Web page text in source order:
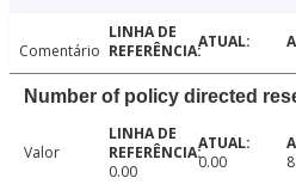
Comentário
Number of policy directed
Valor
0.00
0.00